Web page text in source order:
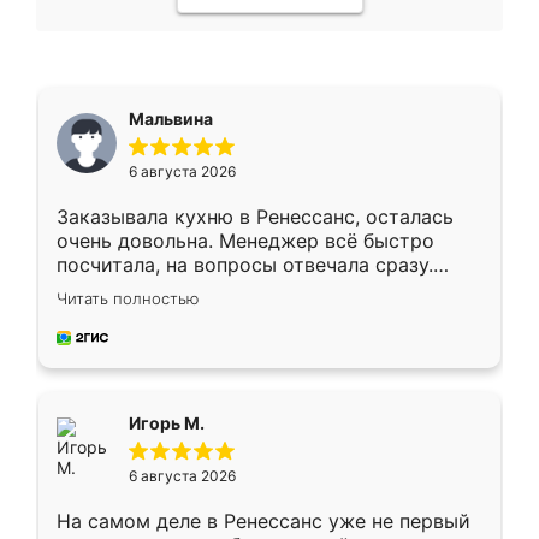
Мальвина
6 августа 2026
Заказывала кухню в Ренессанс, осталась
очень довольна. Менеджер всё быстро
посчитала, на вопросы отвечала сразу.
Замерщик приехал в субботу, подошёл к
делу со всей ответственностью. Собрали
за день, ребята работали аккуратно, даже
Читать полностью
Игорь М.
6 августа 2026
На самом деле в Ренессанс уже не первый